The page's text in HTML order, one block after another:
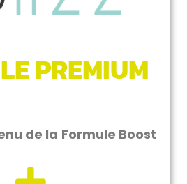
PREMIUM
de la Formule Boost